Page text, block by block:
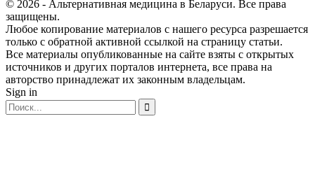
© 2026 - Альтернативная медицина в Беларуси. Все права
защищены.
Любое копирование материалов с нашего ресурса разрешается
только с обратной активной ссылкой на страницу статьи.
Все материалы опубликованные на сайте взяты с открытых
источников и других порталов интернета, все права на
авторство принадлежат их законным владельцам.
Sign in